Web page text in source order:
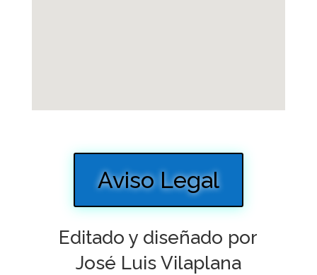
Aviso Legal
Editado y diseñado por
José Luis Vilaplana